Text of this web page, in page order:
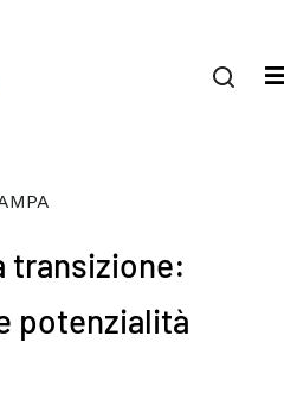
transizione:
potenzialità